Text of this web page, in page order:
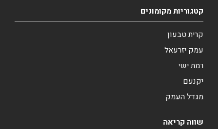
קטגוריות מקומונים
קרית טבעון
עמק יזרעאל
רמת ישי
יקנעם
מגדל העמק
שווה קריאה